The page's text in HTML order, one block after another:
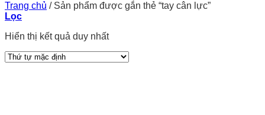
Trang chủ /Sản phẩm được gắn thẻ “tay cân lực”
Lọc
Hiển thị kết quả duy nhất